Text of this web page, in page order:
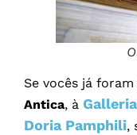
Se vocês já foram
Antica, à
Doria Pamphili,